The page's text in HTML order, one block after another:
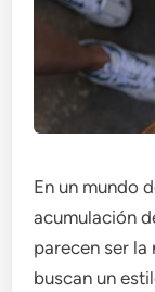
En un mundo
acumulación
parecen ser la
buscan un